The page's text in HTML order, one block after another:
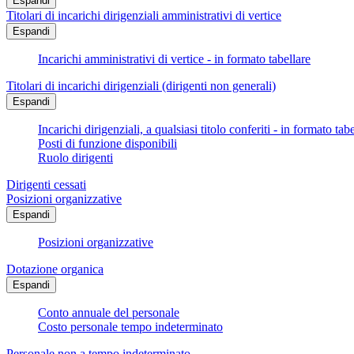
Titolari di incarichi dirigenziali amministrativi di vertice
Espandi
Incarichi amministrativi di vertice - in formato tabellare
Titolari di incarichi dirigenziali (dirigenti non generali)
Espandi
Incarichi dirigenziali, a qualsiasi titolo conferiti - in formato
Posti di funzione disponibili
Ruolo dirigenti
Dirigenti cessati
Posizioni organizzative
Espandi
Posizioni organizzative
Dotazione organica
Espandi
Conto annuale del personale
Costo personale tempo indeterminato